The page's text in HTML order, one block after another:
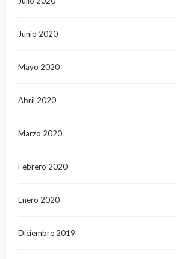
Junio 2020
Mayo 2020
Abril 2020
Marzo 2020
Febrero 2020
Enero 2020
Diciembre 2019